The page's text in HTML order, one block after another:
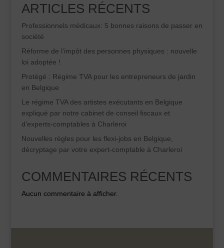
ARTICLES RÉCENTS
Professionnels médicaux: 5 bonnes raisons de passer en
société
Réforme de l’impôt des personnes physiques : nouvelle
loi adoptée !
Protégé : Régime TVA pour les entrepreneurs de jardin
en Belgique
Le régime TVA des artistes exécutants en Belgique
expliqué par notre cabinet de conseil fiscaux et
d’experts-comptables à Charleroi
Nouvelles règles pour les flexi-jobs en Belgique,
décryptage par votre expert-comptable à Charleroi
COMMENTAIRES RÉCENTS
Aucun commentaire à afficher.